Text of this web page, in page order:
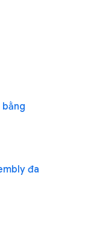
đa